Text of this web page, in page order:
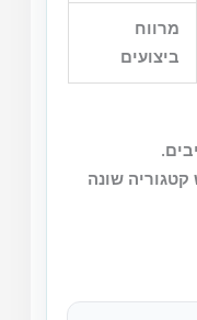
מרווח
ביצועים
שונה